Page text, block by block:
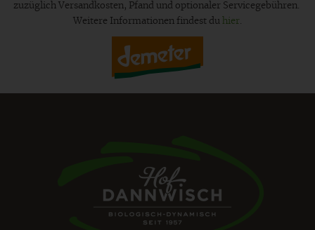
zuzüglich Versandkosten, Pfand und optionaler Servicegebühren.
Weitere Informationen findest du hier.